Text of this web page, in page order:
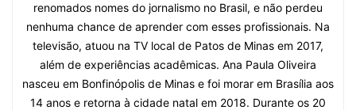
renomados nomes do jornalismo no Brasil, e não perdeu
nenhuma chance de aprender com esses profissionais. Na
televisão, atuou na TV local de Patos de Minas em 2017,
além de experiências acadêmicas. Ana Paula Oliveira
nasceu em Bonfinópolis de Minas e foi morar em Brasília aos
14 anos e retorna à cidade natal em 2018. Durante os 20